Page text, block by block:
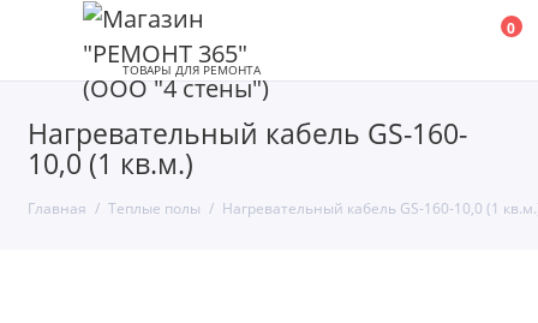
0
Нагревательный кабель GS-160-
10,0 (1 кв.м.)
Главная Теплые полы Нагревательный кабель GS-160-10,0 (1